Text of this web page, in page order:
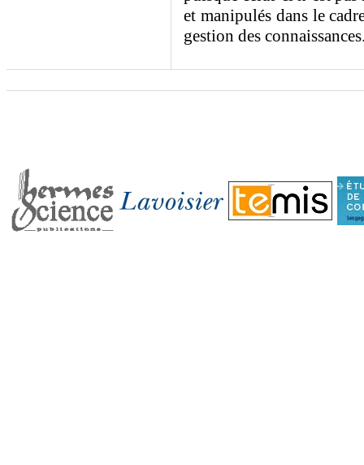
et manipulés dans le
gestion des